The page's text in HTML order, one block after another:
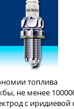
топлива
не менее
с иридиевой